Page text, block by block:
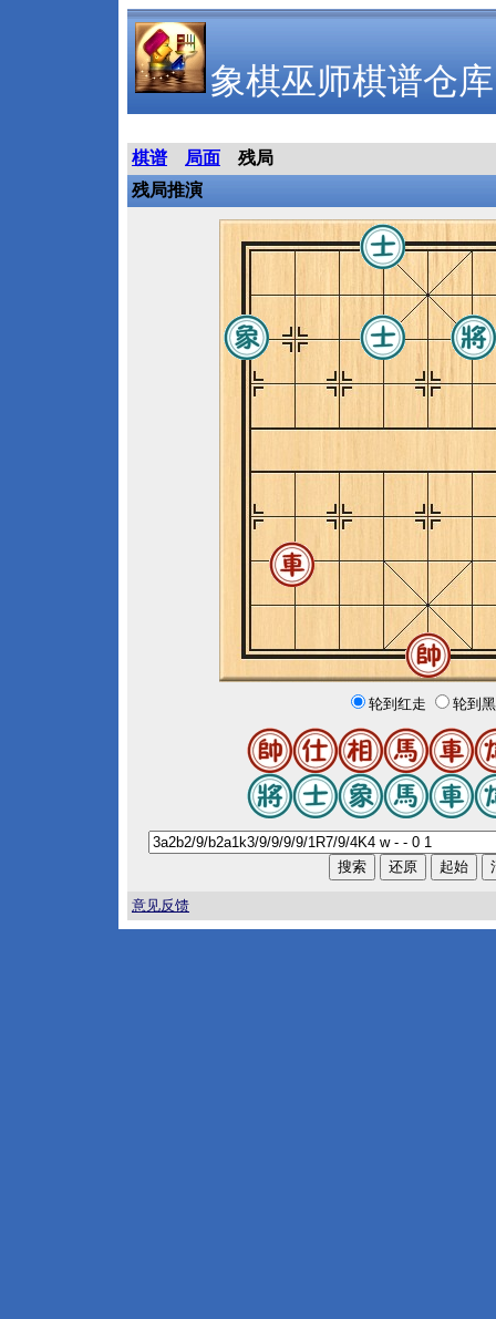
象棋巫师棋谱仓库
棋谱 局面
残局
残局推演
轮到红走 轮到
意见反馈